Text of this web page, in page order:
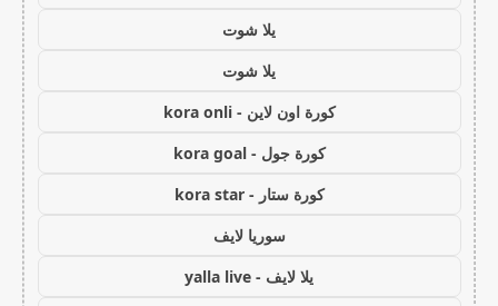
يلا شوت
يلا شوت
كورة اون لاين - kora onli
كورة جول - kora goal
كورة ستار - kora star
سوريا لايف
يلا لايف - yalla live